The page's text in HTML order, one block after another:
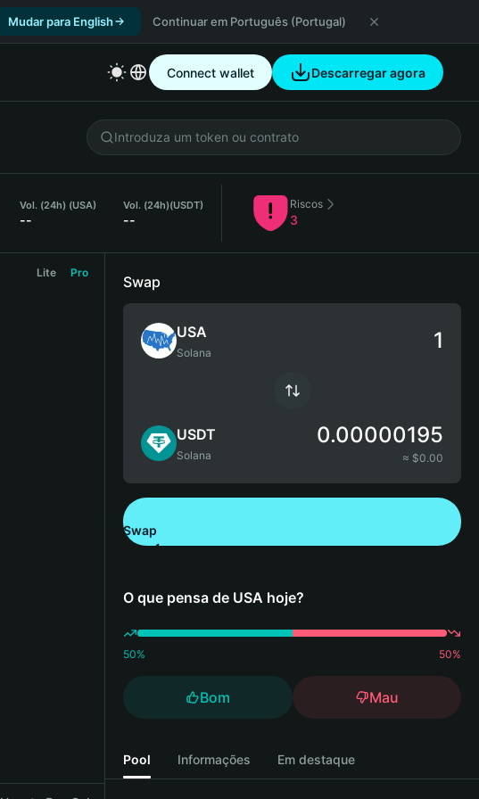
Mudar para English Continuar em Português (Portugal)
Connect wallet Descarregar agora
Vol. (24h) (USA)
--
Vol. (24h)(USDT)
--
Riscos
3
Lite Pro
Swap
USA
Solana
USDT
Solana
0.00000195
≈ $0.00
Swap
O que pensa de USA hoje?
50% 50%
Bom Mau
Pool Informações Em destaque